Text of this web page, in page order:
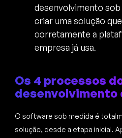
desenvolvimento sob
criar uma solução
corretamente a
empresa já usa.
Os 4 processos
O software sob medida é
solução, desde a etapa inicial.